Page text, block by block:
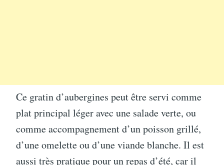
Ce gratin d’aubergines peut être servi comme
plat principal léger avec une salade verte, ou
comme accompagnement d’un poisson grillé,
d’une omelette ou d’une viande blanche. Il est
aussi très pratique pour un repas d’été, car il